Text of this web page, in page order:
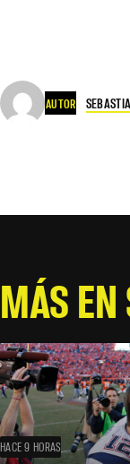
AUTOR
MÁS EN
HACE 9 HORAS